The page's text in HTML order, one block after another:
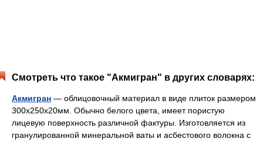
Смотреть что такое "Акмигран" в других словарях:
Акмигран — облицовочный материал в виде плиток размером
300х250х20мм. Обычно белого цвета, имеет пористую
лицевую поверхность различной фактуры. Изготовляется из
гранулированной минеральной ваты и асбестового волокна с